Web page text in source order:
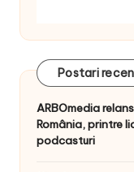
Postari
ARBOmedia
România, printre
podcasturi